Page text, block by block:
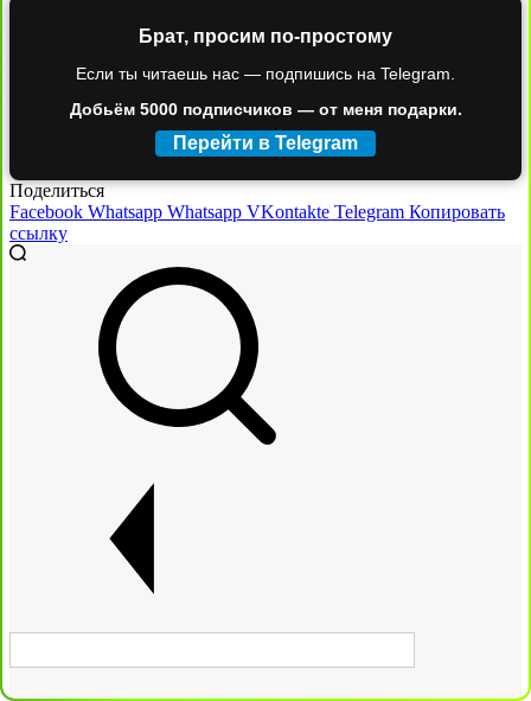
Брат, просим по-простому
Если ты читаешь нас — подпишись на Telegram.
Добьём 5000 подписчиков — от меня подарки.
Перейти в Telegram
Поделиться
Facebook Whatsapp Whatsapp VKontakte Telegram Копировать
ссылку